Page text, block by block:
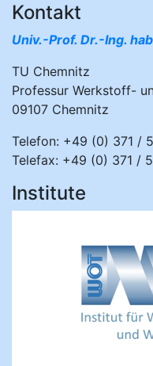
Kontakt
Univ.-Prof. Dr.-Ing.
TU Chemnitz
Professur Werkstoff-
09107 Chemnitz
Telefon: +49 (0) 371 /
Telefax: +49 (0) 371 /
Institute